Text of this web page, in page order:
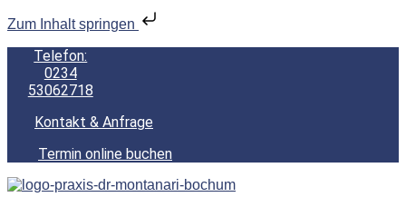
Zum Inhalt springen
Telefon:
0234
53062718
Kontakt & Anfrage
Termin online buchen